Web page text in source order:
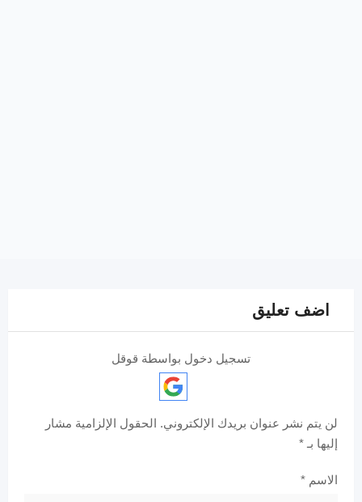
اضف تعليق
تسجيل دخول بواسطة قوقل
لن يتم نشر عنوان بريدك الإلكتروني. الحقول الإلزامية مشار
إليها بـ *
الاسم *